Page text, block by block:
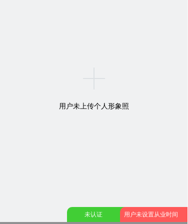
用户未上传个人形象照
未认证 用户未设置从业时间